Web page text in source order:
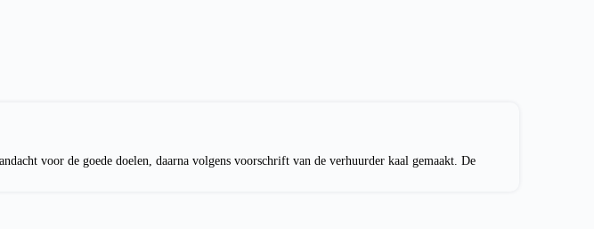
voor de goede doelen, daarna volgens voorschrift van de verhuurder kaal gemaakt. De